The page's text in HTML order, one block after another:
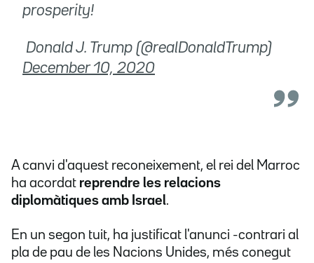
prosperity!
 Donald J. Trump (@realDonaldTrump)
December 10, 2020
A canvi d'aquest reconeixement, el rei del Marroc
ha acordat reprendre les relacions
diplomàtiques amb Israel.
En un segon tuit, ha justificat l'anunci -contrari al
pla de pau de les Nacions Unides, més conegut